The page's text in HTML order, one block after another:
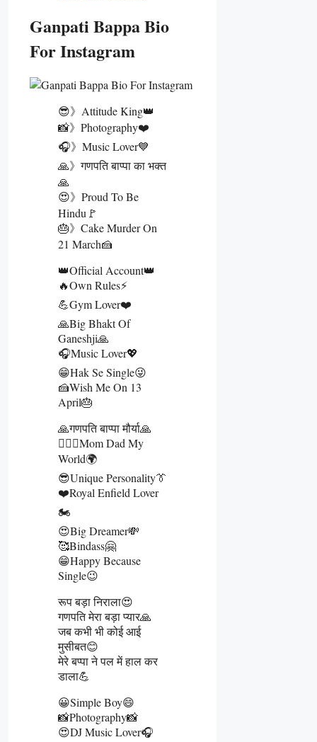
Ganpati Bappa Bio
For Instagram
😎》Attitude King👑
📸》Photography❤️
🎧》Music Lover💙
🙏》गणपति बाप्पा का भक्त
🙏
😍》Proud To Be
Hindu🚩
🎂》Cake Murder On
21 March🍰
👑Official Account👑
🔥Own Rules⚡
💪Gym Lover❤️
🙏Big Bhakt Of
Ganeshji🙏
🎧Music Lover💖
😁Hak Se Single😜
🍰Wish Me On 13
April🎂
🙏गणपति बाप्पा मौर्या🙏
👩‍❤️‍👨Mom Dad My
World🌍
😎Unique Personality👔
❤️Royal Enfield Lover
🏍️
😍Big Dreamer💸
🥰Bindass🤗
😁Happy Because
Single😉
रूप बड़ा निराला😍
गणपति मेरा बड़ा प्यार🙏
जब कभी भी कोई आई
मुसीबत😊
मेरे बप्पा ने पल में हाल कर
डाला💪
😀Simple Boy😄
📸Photography📸
😍DJ Music Lover🎧